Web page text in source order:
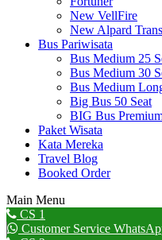
New VellFire
New Alpard
Bus Pariwisata
Bus Medium 25
Bus Medium 30
Bus Medium
Big Bus 50 Seat
BIG Bus
Paket Wisata
Kata Mereka
Travel Blog
Booked Order
Main Menu
Go
to
CS 1
Customer Service